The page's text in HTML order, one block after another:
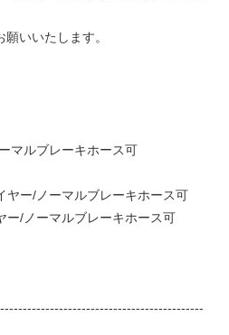
いいたします。
マルブレーキホース可
ー/ノーマルブレーキホース可
/ノーマルブレーキホース可